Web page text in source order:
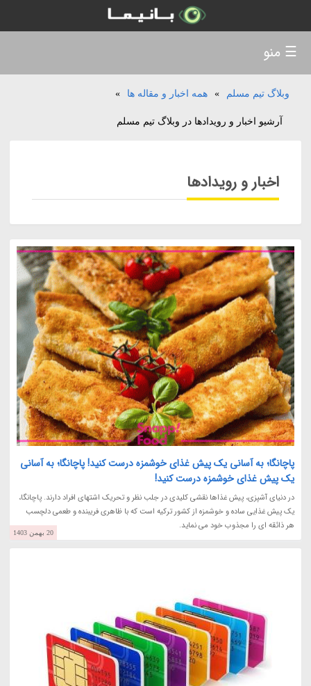
وبلاگ تیم مسلم » همه اخبار و مقاله ها »
آرشیو اخبار و رویدادها در وبلاگ تیم مسلم
اخبار و رویدادها
پاچانگا؛ به آسانی یک پیش غذای خوشمزه درست کنید! پاچانگا؛ به آسانی
یک پیش غذای خوشمزه درست کنید!
در دنیای آشپزی، پیش غذاها نقشی کلیدی در جلب نظر و تحریک اشتهای افراد دارند. پاچانگا،
یک پیش غذایی ساده و خوشمزه از کشور ترکیه است که با ظاهری فریبنده و طعمی دلچسب
هر ذائقه ای را مجذوب خود می نماید.
20 بهمن 1403
☰ منو